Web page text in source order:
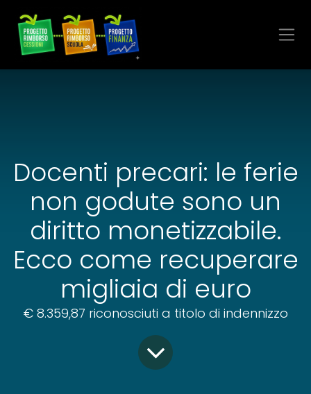
Docenti precari: le ferie
non godute sono un
diritto monetizzabile.
Ecco come recuperare
migliaia di euro
€ 8.359,87 riconosciuti a titolo di indennizzo